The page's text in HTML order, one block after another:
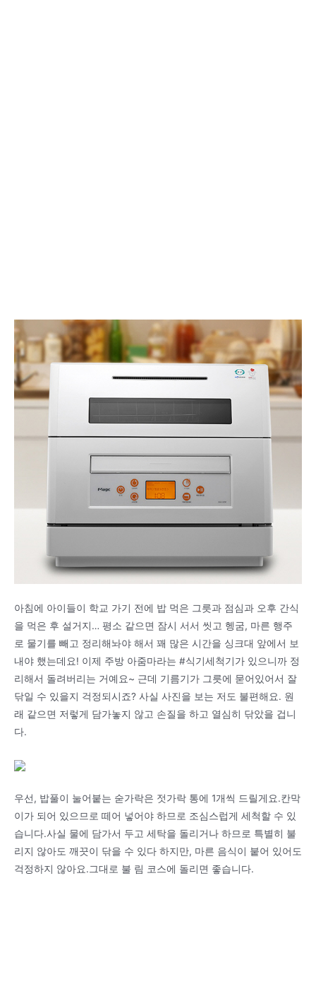
아침에 아이들이 학교 가기 전에 밥 먹은 그릇과 점심과 오후 간식
을 먹은 후 설거지… 평소 같으면 잠시 서서 씻고 헹굼, 마른 행주
로 물기를 빼고 정리해놔야 해서 꽤 많은 시간을 싱크대 앞에서 보
내야 했는데요! 이제 주방 아줌마라는 #식기세척기가 있으니까 정
리해서 돌려버리는 거예요~ 근데 기름기가 그릇에 묻어있어서 잘
닦일 수 있을지 걱정되시죠? 사실 사진을 보는 저도 불편해요. 원
래 같으면 저렇게 담가놓지 않고 손질을 하고 열심히 닦았을 겁니
다.
우선, 밥풀이 눌어붙는 숟가락은 젓가락 통에 1개씩 드릴게요.칸막
이가 되어 있으므로 떼어 넣어야 하므로 조심스럽게 세척할 수 있
습니다.사실 물에 담가서 두고 세탁을 돌리거나 하므로 특별히 불
리지 않아도 깨끗이 닦을 수 있다 하지만, 마른 음식이 붙어 있어도
걱정하지 않아요.그대로 불 림 코스에 돌리면 좋습니다.